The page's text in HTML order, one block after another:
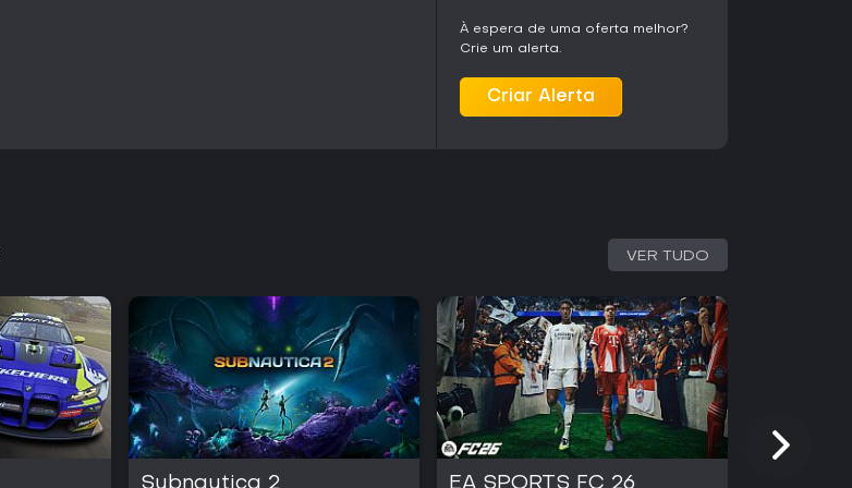
À espera de uma oferta melhor?
Crie um alerta.
Criar Alerta
VER TUDO
Subnautica 2 EA SPORTS FC 26